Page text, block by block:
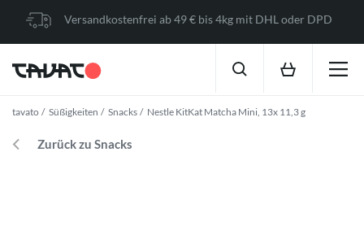
Versandkostenfrei ab 49 € bis 4kg mit DHL oder DPD
tavato Süßigkeiten Snacks Nestle KitKat Matcha Mini, 13x 11,3 g
Zurück zu Snacks